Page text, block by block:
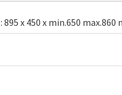
: 895 x 450 x min.650 max.860